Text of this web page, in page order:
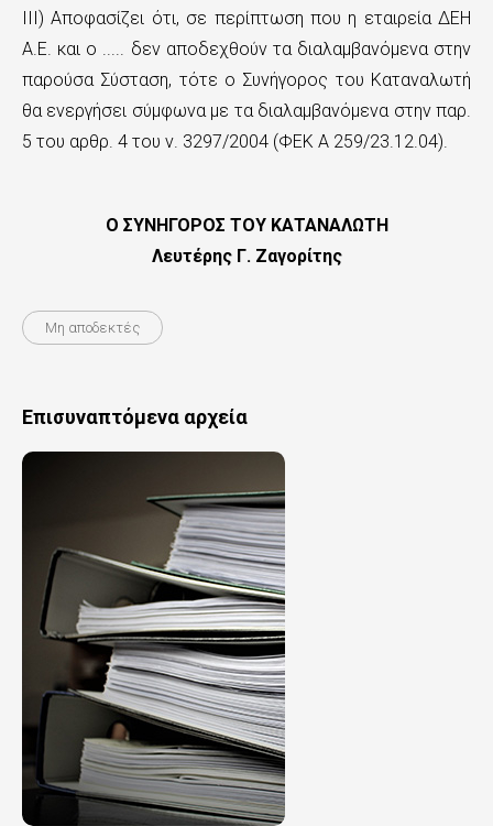
ΙΙΙ) Αποφασίζει ότι, σε περίπτωση που η εταιρεία ΔΕΗ
Α.Ε. και ο ..... δεν αποδεχθούν τα διαλαμβανόμενα στην
παρούσα Σύσταση, τότε ο Συνήγορος του Καταναλωτή
θα ενεργήσει σύμφωνα με τα διαλαμβανόμενα στην παρ.
5 του αρθρ. 4 του ν. 3297/2004 (ΦΕΚ Α 259/23.12.04).
Ο ΣΥΝΗΓΟΡΟΣ ΤΟΥ ΚΑΤΑΝΑΛΩΤΗ
Λευτέρης Γ. Ζαγορίτης
Μη αποδεκτές
Επισυναπτόμενα αρχεία